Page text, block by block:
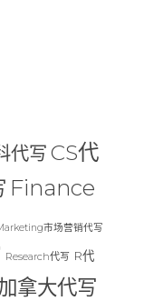
代写 CS代
Finance
市场营销代写
Research代写 R代
拿大代写